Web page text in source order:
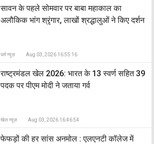
सावन के पहले सोमवार पर बाबा महाकाल का
अलौकिक भांग श्रृंगार, लाखों श्रद्धालुओं ने किए दर्शन
धर्म न्यूज़ Aug 03, 2026 16:55:16
राष्ट्रमंडल खेल 2026: भारत के 13 स्वर्ण सहित 39
पदक पर पीएम मोदी ने जताया गर्व
खेल न्यूज़ Aug 03, 2026 16:46:54
फेफड़ों की हर सांस अनमोल : एलएनटी कॉलेज में